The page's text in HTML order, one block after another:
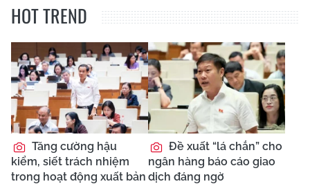
HOT TREND
Tăng cường hậu
kiểm, siết trách nhiệm
trong hoạt động xuất bản
Đề xuất “lá chắn” cho
ngân hàng báo cáo giao
dịch đáng ngờ